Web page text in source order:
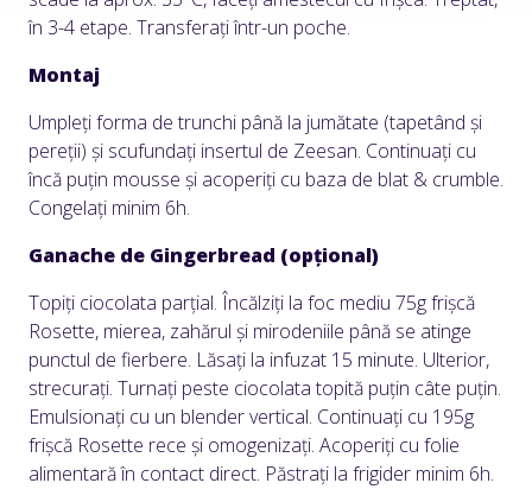
în 3-4 etape. Transferați într-un poche.
Montaj
Umpleți forma de trunchi până la jumătate (tapetând și
pereții) și scufundați insertul de Zeesan. Continuați cu
încă puțin mousse și acoperiți cu baza de blat & crumble.
Congelați minim 6h.
Ganache de Gingerbread (opțional)
Topiți ciocolata parțial. Încălziți la foc mediu 75g frișcă
Rosette, mierea, zahărul și mirodeniile până se atinge
punctul de fierbere. Lăsați la infuzat 15 minute. Ulterior,
strecurați. Turnați peste ciocolata topită puțin câte puțin.
Emulsionați cu un blender vertical. Continuați cu 195g
frișcă Rosette rece și omogenizați. Acoperiți cu folie
alimentară în contact direct. Păstrați la frigider minim 6h.